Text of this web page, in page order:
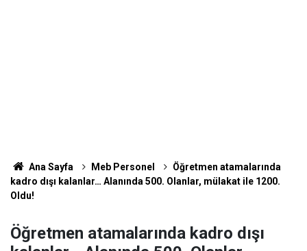
Ana Sayfa Meb Personel
Öğretmen atamalarında
kadro dışı kalanlar… Alanında 500. Olanlar, mülakat ile 1200.
Oldu!
Öğretmen atamalarında kadro dışı